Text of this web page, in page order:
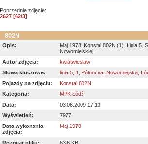
Poprzednie zdjęcie:
2627 [62/3]
802N
Opis:
Maj 1978. Konstal 802N (1). Linia 5.
Nowomiejskiej.
Autor zdjęcia:
kwiatwieslaw
Słowa kluczowe:
linia 5 1 Północna Nowomiejska
Pojazdy na zdjęciu:
Konstal 802N
Kategoria:
MPK Łódź
Data:
03.06.2009 17:13
Wyświetleń:
7977
Data wykonania
zdjęcia:
Maj 1978
Rozmiar pliku: 63.6 KB